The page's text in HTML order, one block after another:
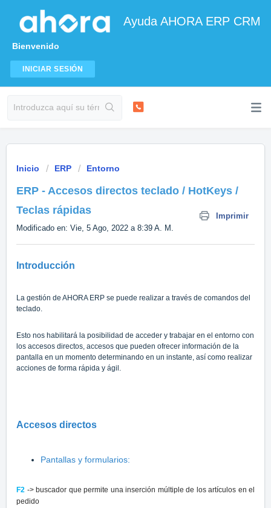
Ayuda AHORA ERP CRM
Bienvenido
INICIAR SESIÓN
Inicio ERP Entorno
ERP - Accesos directos teclado / HotKeys /
Teclas rápidas
Imprimir
Modificado en: Vie, 5 Ago, 2022 a 8:39 A. M.
Introducción
La gestión de AHORA ERP se puede realizar a través de comandos del
teclado.
Esto nos habilitará la posibilidad de acceder y trabajar en el entorno con
los accesos directos, accesos que pueden ofrecer información de la
pantalla en un momento determinando en un instante, así como realizar
acciones de forma rápida y ágil.
Accesos directos
Pantallas y formularios:
F2 -> buscador que permite una inserción múltiple de los artículos en el
pedido